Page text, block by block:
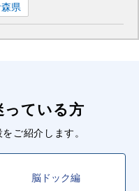
県
っている方
ご紹介します。
脳ドック編